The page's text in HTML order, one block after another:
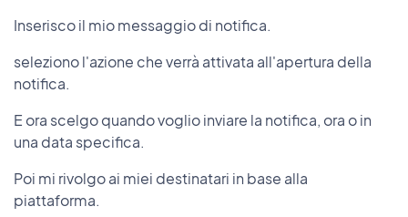
Inserisco il mio messaggio di notifica.
seleziono l'azione che verrà attivata all'apertura della
notifica.
E ora scelgo quando voglio inviare la notifica, ora o in
una data specifica.
Poi mi rivolgo ai miei destinatari in base alla
piattaforma.